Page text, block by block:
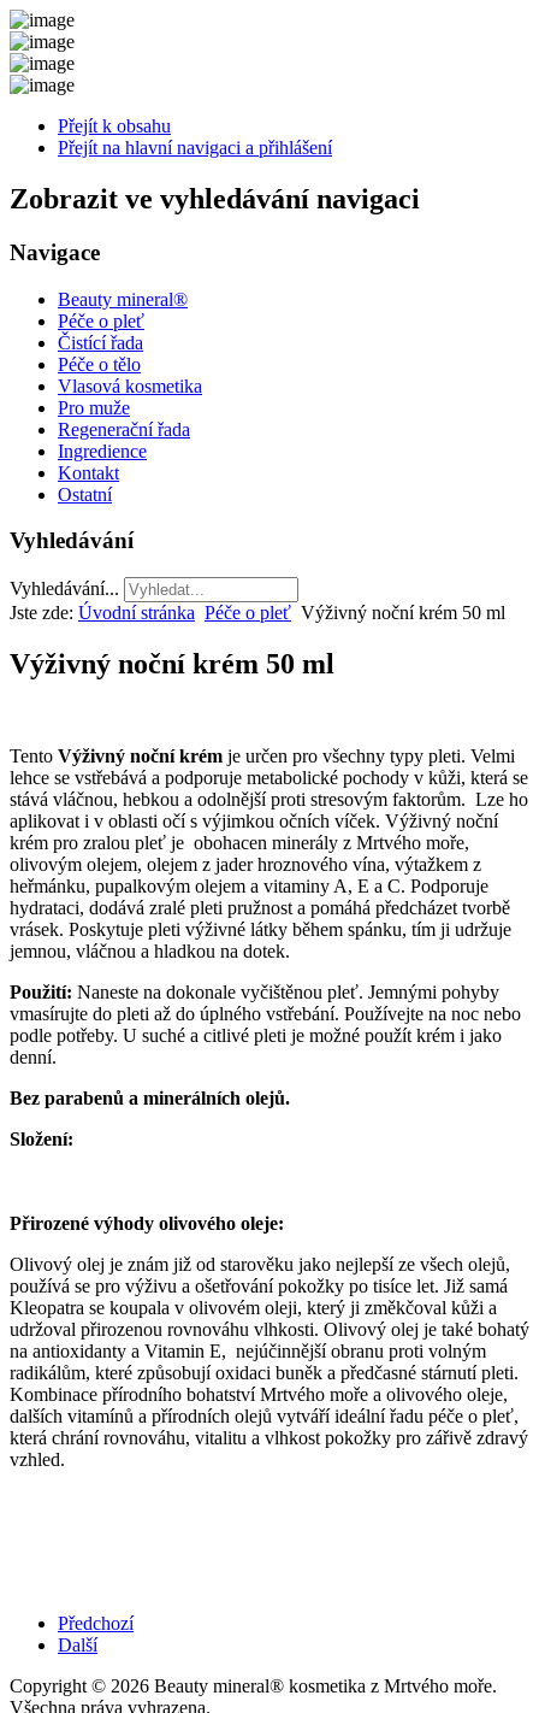
Přejít k obsahu
Přejít na hlavní navigaci a přihlášení
Zobrazit ve vyhledávání navigaci
Navigace
Beauty mineral®
Péče o pleť
Čistící řada
Péče o tělo
Vlasová kosmetika
Pro muže
Regenerační řada
Ingredience
Kontakt
Ostatní
Vyhledávání
Vyhledávání...
Jste zde: Úvodní stránka Péče o pleť Výživný noční krém 50 ml
Výživný noční krém 50 ml
Tento Výživný noční krém je určen pro všechny typy pleti. Velmi
lehce se vstřebává a podporuje metabolické pochody v kůži, která se
stává vláčnou, hebkou a odolnější proti stresovým faktorům. Lze ho
aplikovat i v oblasti očí s výjimkou očních víček. Výživný noční
krém pro zralou pleť je obohacen minerály z Mrtvého moře,
olivovým olejem, olejem z jader hroznového vína, výtažkem z
heřmánku, pupalkovým olejem a vitaminy A, E a C. Podporuje
hydrataci, dodává zralé pleti pružnost a pomáhá předcházet tvorbě
vrásek. Poskytuje pleti výživné látky během spánku, tím ji udržuje
jemnou, vláčnou a hladkou na dotek.
Použití: Naneste na dokonale vyčištěnou pleť. Jemnými pohyby
vmasírujte do pleti až do úplného vstřebání. Používejte na noc nebo
podle potřeby. U suché a citlivé pleti je možné použít krém i jako
denní.
Bez parabenů a minerálních olejů.
Složení:
Přirozené výhody olivového oleje:
Olivový olej je znám již od starověku jako nejlepší ze všech olejů,
používá se pro výživu a ošetřování pokožky po tisíce let. Již samá
Kleopatra se koupala v olivovém oleji, který ji změkčoval kůži a
udržoval přirozenou rovnováhu vlhkosti. Olivový olej je také bohatý
na antioxidanty a Vitamin E, nejúčinnější obranu proti volným
radikálům, které způsobují oxidaci buněk a předčasné stárnutí pleti.
Kombinace přírodního bohatství Mrtvého moře a olivového oleje,
dalších vitamínů a přírodních olejů vytváří ideální řadu péče o pleť,
která chrání rovnováhu, vitalitu a vlhkost pokožky pro zářivě zdravý
vzhled.
Předchozí
Další
Copyright © 2026 Beauty mineral® kosmetika z Mrtvého moře.
Všechna práva vyhrazena.